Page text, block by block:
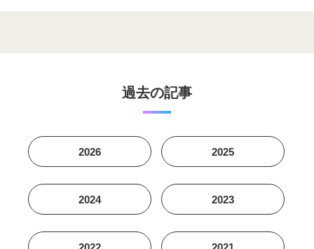
過去の記事
2026 2025
2024 2023